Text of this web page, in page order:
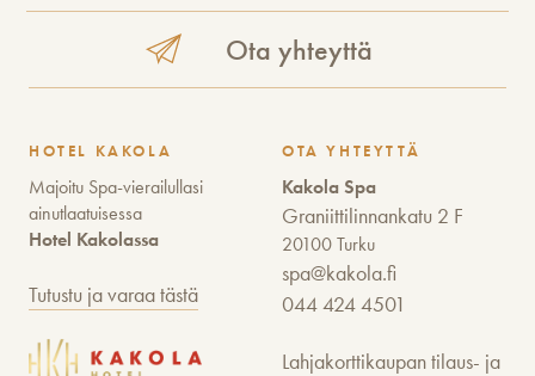
Ota yhteyttä
HOTEL KAKOLA
Majoitu Spa-vierailullasi
ainutlaatuisessa
Hotel Kakolassa
Tutustu ja varaa tästä
OTA YHTEYTTÄ
Kakola Spa
Graniittilinnankatu 2 F
20100 Turku
spa@kakola.fi
044 424 4501
Lahjakorttikaupan tilaus- ja